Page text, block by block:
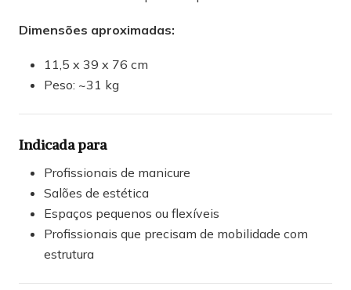
Dimensões aproximadas:
11,5 x 39 x 76 cm
Peso: ~31 kg
Indicada para
Profissionais de manicure
Salões de estética
Espaços pequenos ou flexíveis
Profissionais que precisam de mobilidade com
estrutura